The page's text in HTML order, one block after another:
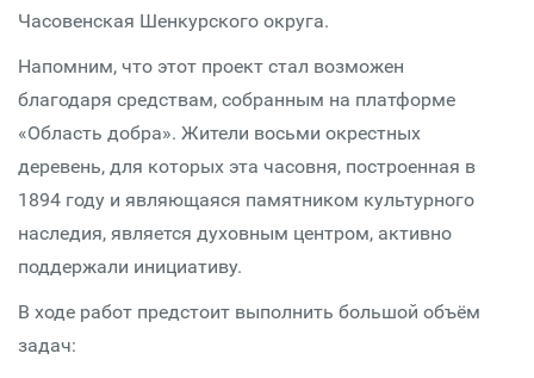
Часовенская Шенкурского округа.
Напомним, что этот проект стал возможен
благодаря средствам, собранным на платформе
«Область добра». Жители восьми окрестных
деревень, для которых эта часовня, построенная в
1894 году и являющаяся памятником культурного
наследия, является духовным центром, активно
поддержали инициативу.
В ходе работ предстоит выполнить большой объём
задач: